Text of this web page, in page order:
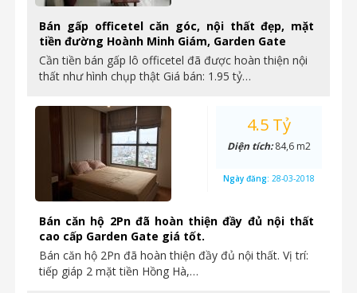
Bán gấp officetel căn góc, nội thất đẹp, mặt
tiền đường Hoành Minh Giám, Garden Gate
Cần tiền bán gấp lô officetel đã được hoàn thiện nội
thất như hình chụp thật Giá bán: 1.95 tỷ…
Bán căn hộ 2Pn đã hoàn thiện đầy đủ nội thất
cao cấp Garden Gate giá tốt.
Bán căn hộ 2Pn đã hoàn thiện đầy đủ nội thất. Vị trí:
tiếp giáp 2 mặt tiền Hồng Hà,…
4.5 Tỷ
Diện tích:84,6 m2
Ngày đăng: 28-03-2018